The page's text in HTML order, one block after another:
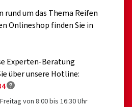
um das Thema Reifen
Onlineshop finden Sie in
Experten-Beratung
über unsere Hotline:
von 8:00 bis 16:30 Uhr